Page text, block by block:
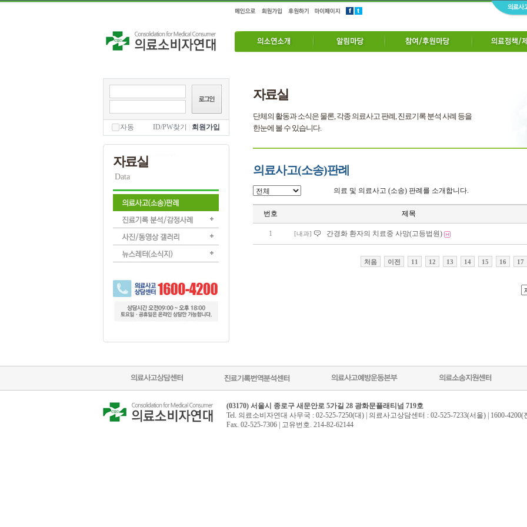
자동 ID/PW찾기 회원가입
자료실
Data
자료실
단체의 활동과 소식은 물론, 각종 의료사고 판례, 진료기록 분석 사례 등을
한눈에 볼 수 있습니다.
의료사고(소송)판례
의료 및 의료사고 (소송) 판례를 소개합니다.
번호 제목
1 [내과] 간경화 환자의 치료중 사망(고등법원)
처음 이전 11 12 13 14 15 16 17
(03170) 서울시 종로구 새문안로 5가길 28 광화문플래티넘 719호
Tel. 의료소비자연대 사무국 : 02-525-7250(대) | 의료사고상담센터 : 02-525-7233(서울) | 1600-4200(
Fax. 02-525-7306 | 고유번호. 214-82-62144